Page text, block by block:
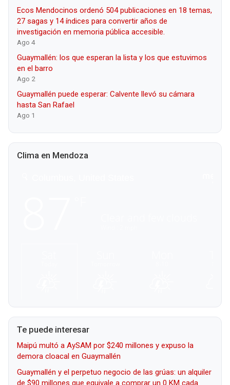
Ecos Mendocinos ordenó 504 publicaciones en 18 temas,
27 sagas y 14 índices para convertir años de
investigación en memoria pública accesible.
Ago 4
Guaymallén: los que esperan la lista y los que estuvimos
en el barro
Ago 2
Guaymallén puede esperar: Calvente llevó su cámara
hasta San Rafael
Ago 1
Clima en Mendoza
Te puede interesar
Maipú multó a AySAM por $240 millones y expuso la
demora cloacal en Guaymallén
Guaymallén y el perpetuo negocio de las grúas: un alquiler